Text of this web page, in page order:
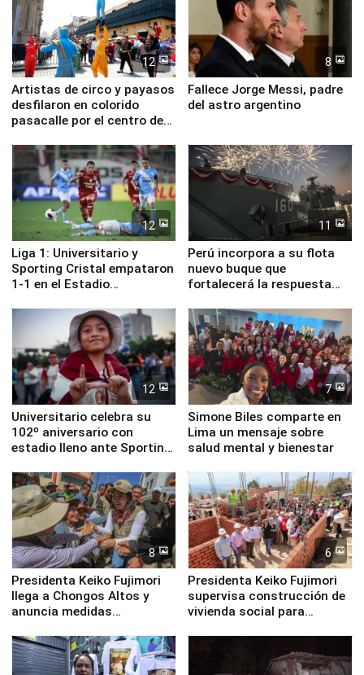
12
Artistas de circo y payasos
desfilaron en colorido
pasacalle por el centro de
8
Fallece Jorge Messi, padre
del astro argentino
12
Liga 1: Universitario y
Sporting Cristal empataron
1-1 en el Estadio
11
Perú incorpora a su flota
nuevo buque que
fortalecerá la respuesta
12
Universitario celebra su
102º aniversario con
estadio lleno ante Sporting
7
Simone Biles comparte en
Lima un mensaje sobre
salud mental y bienestar
8
Presidenta Keiko Fujimori
llega a Chongos Altos y
anuncia medidas
educación, salud y empleo
6
Presidenta Keiko Fujimori
supervisa construcción de
vivienda social para